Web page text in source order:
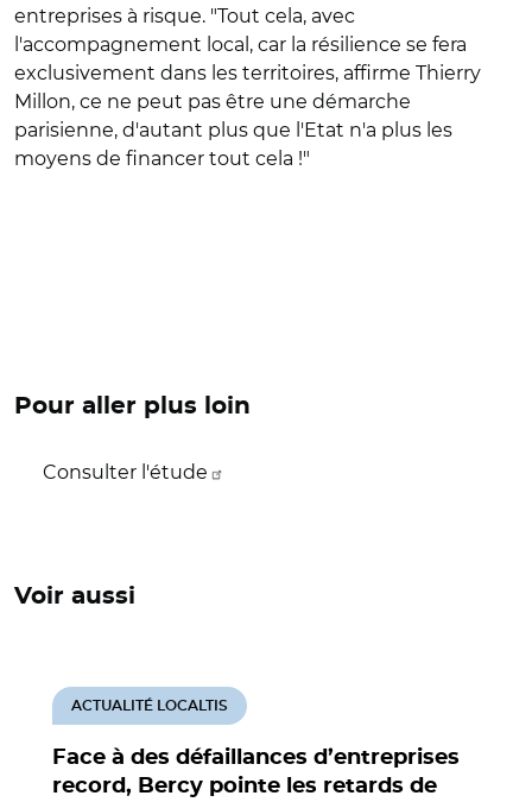
entreprises à risque. "Tout cela, avec
l'accompagnement local, car la résilience se fera
exclusivement dans les territoires, affirme Thierry
Millon, ce ne peut pas être une démarche
parisienne, d'autant plus que l'Etat n'a plus les
moyens de financer tout cela !"
Pour aller plus loin
Consulter l'étude
Voir aussi
Face à des défaillances d’entreprises
record, Bercy pointe les retards de
ACTUALITÉ LOCALTIS